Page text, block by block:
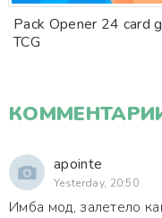
Pack Opener 24 card
TCG
apointe
Yesterday, 20:50
Имба мод, залетело